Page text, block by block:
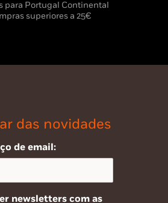
para Portugal Continental
superiores a 25€
das novidades
de email:
newsletters com as